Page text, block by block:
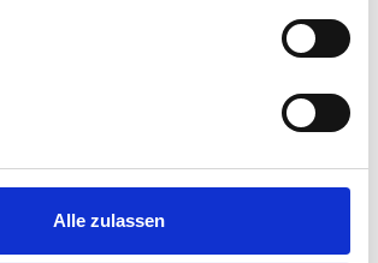
Alle zulassen